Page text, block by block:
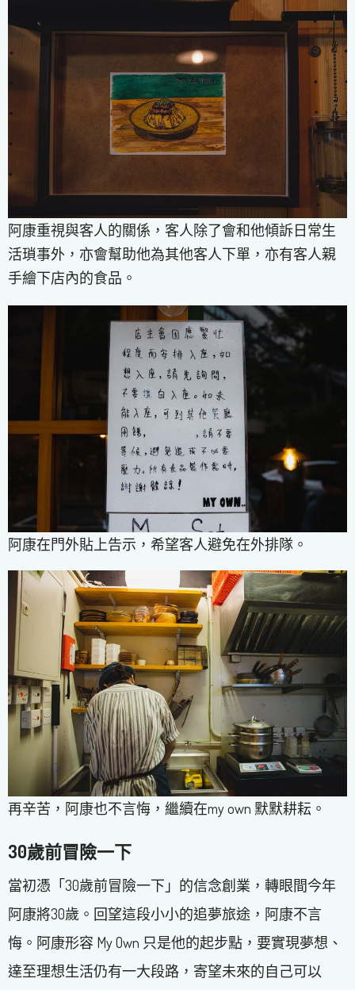
阿康重視與客人的關係，客人除了會和他傾訴日常生
活瑣事外，亦會幫助他為其他客人下單，亦有客人親
手繪下店內的食品。
阿康在門外貼上告示，希望客人避免在外排隊。
再辛苦，阿康也不言悔，繼續在my own 默默耕耘。
30歲前冒險一下
當初憑「30歲前冒險一下」的信念創業，轉眼間今年
阿康將30歲。回望這段小小的追夢旅途，阿康不言
悔。阿康形容 My Own 只是他的起步點，要實現夢想、
達至理想生活仍有一大段路，寄望未來的自己可以